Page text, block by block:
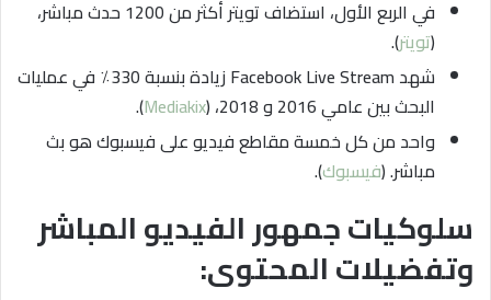
في الربع الأول، استضاف تويتر أكثر من 1200 حدث مباشر،
(تويتر).
شهد Facebook Live Stream زيادة بنسبة 330٪ في عمليات
البحث بين عامي 2016 و 2018، (
Mediakix
).
واحد من كل خمسة مقاطع فيديو على فيسبوك هو بث
مباشر. (فيسبوك).
سلوكيات جمهور الفيديو المباشر
وتفضيلات المحتوى: